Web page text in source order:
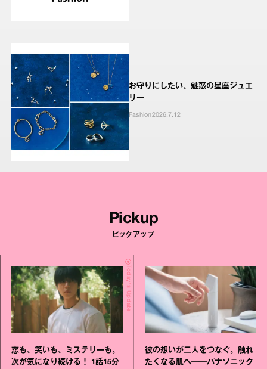
お守りにしたい、魅惑の星座ジュエ
リー
Fashion2026.7.12
Pickup
ピックアップ
Today's Update
恋も、笑いも、ミステリーも。
次が気になり続ける！ 1話15分
彼の想いが二人をつなぐ。触れ
たくなる肌へ──パナソニック